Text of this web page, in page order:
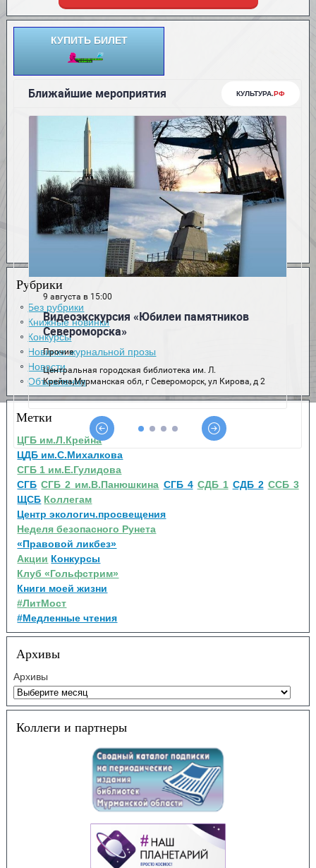
КУПИТЬ БИЛЕТ
Рубрики
Без рубрики
Книжные новинки
Конкурсы
Новинки журнальной прозы
Новости
Объявления
Метки
ЦГБ им.Л.Крейна
ЦДБ им.С.Михалкова
СГБ 1 им.Е.Гулидова
СГБ СГБ 2 им.В.Панюшкина СГБ 4 СДБ 1 СДБ 2 ССБ 3
ЩСБ Коллегам
Центр экологич.просвещения
Неделя безопасного Рунета
«Правовой ликбез»
Акции Конкурсы
Клуб «Гольфстрим»
Книги моей жизни
#ЛитМост
#Медленные чтения
Архивы
Архивы
Коллеги и партнеры